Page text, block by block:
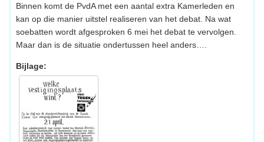
Binnen komt de PvdA met een aantal extra Kamerleden en
kan op die manier uitstel realiseren van het debat. Na wat
soebatten wordt afgesproken 6 mei het debat te vervolgen.
Maar dan is de situatie ondertussen heel anders….
Bijlage: